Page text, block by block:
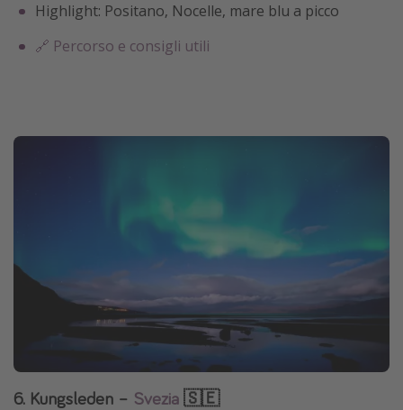
Highlight: Positano, Nocelle, mare blu a picco
🔗 Percorso e consigli utili
6. Kungsleden – Svezia 🇸🇪